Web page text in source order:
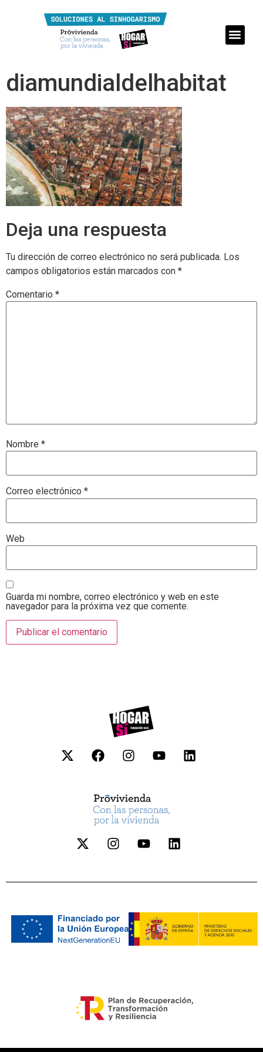
diamundialdelhabitat
Deja una respuesta
Tu dirección de correo electrónico no será publicada. Los
campos obligatorios están marcados con *
Comentario *
Nombre *
Correo electrónico *
Web
Guarda mi nombre, correo electrónico y web en este
navegador para la próxima vez que comente.